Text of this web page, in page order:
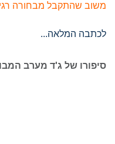
משוב שהתקבל מבחורה
לכתבה המלאה...
סיפורו של ג'ד מערב